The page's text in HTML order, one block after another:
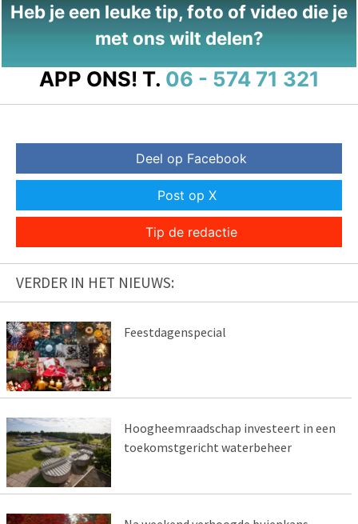
Heb je een leuke tip, foto of video die je
met ons wilt delen?
APP ONS! T. 06 - 574 71 321
Deel op Facebook
Post op X
Tip de redactie
VERDER IN HET NIEUWS:
Feestdagenspecial
Hoogheemraadschap investeert in een
toekomstgericht waterbeheer